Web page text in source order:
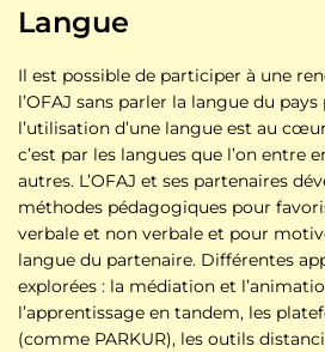
Langue
Il est possible de participer à une
l’OFAJ sans parler la langue du
l’utilisation d’une langue est au
c’est par les langues que l’on entre
autres. L’OFAJ et ses partenaires
méthodes pédagogiques pour
verbale et non verbale et pour
langue du partenaire. Différentes
explorées : la médiation et
l’apprentissage en tandem, les
(comme PARKUR), les outils